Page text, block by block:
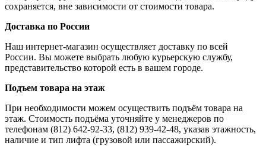
сохраняется, вне зависимости от стоимости товара.
Доставка по России
Наш интернет-магазин осуществляет доставку по всей
России. Вы можете выбрать любую курьерскую службу,
представительство которой есть в вашем городе.
Подъем товара на этаж
При необходимости можем осуществить подъём товара на
этаж. Стоимость подъёма уточняйте у менеджеров по
телефонам (812) 642-92-33, (812) 939-42-48, указав этажность,
наличие и тип лифта (грузовой или пассажирский).